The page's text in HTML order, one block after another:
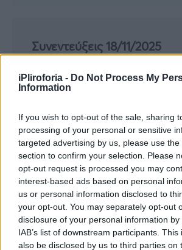
iPliroforia - Do Not Process My
Information
If you wish to opt-out of the sale, sharing
processing of your personal or sensitive
targeted advertising by us, please use
section to confirm your selection. Please
opt-out request is processed you may
interest-based ads based on personal
us or personal information disclosed to
your opt-out. You may separately opt-out
disclosure of your personal information
IAB’s list of downstream participants.
also be disclosed by us to third parties on
Συνεντεύξεις 18/11/2025
αλήθεια»
Συνεντεύξεις 18/11/2025
Τζεφ Μοντάνα: «Κανένας
να σου πει ποιος είσαι»